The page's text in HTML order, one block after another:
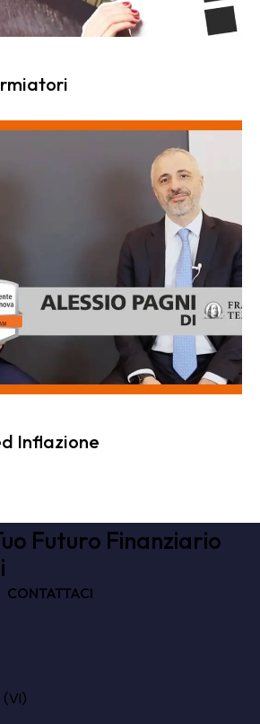
Inflazione
Futuro Finanziario
CONTATTACI